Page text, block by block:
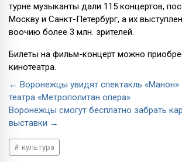
турне музыканты дали 115 концертов,
Москву и Санкт-Петербург, а их
воочию более 3 млн. зрителей.
Билеты на фильм-концерт можно
кинотеатра.
← Воронежцы увидят спектакль «Манон»
театра «Метрополитан опера»
Воронежцы смогут бесплатно забрать
выставки →
культура